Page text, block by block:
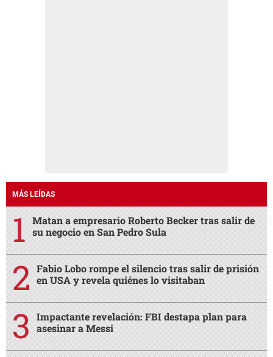
MÁS LEÍDAS
Matan a empresario Roberto Becker tras salir de
su negocio en San Pedro Sula
Fabio Lobo rompe el silencio tras salir de prisión
en USA y revela quiénes lo visitaban
Impactante revelación: FBI destapa plan para
asesinar a Messi